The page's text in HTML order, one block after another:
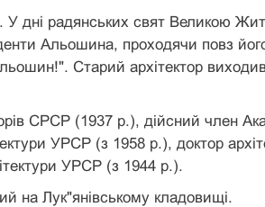
дні радянських свят Великою
Альошина, проходячи повз
Старий архітектор
СРСР (1937 р.), дійсний член
УРСР (з 1958 р.), доктор
УРСР (з 1944 р.).
на Лук"янівському кладовищі.